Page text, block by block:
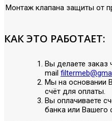
Монтаж клапана защиты от
КАК ЭТО РАБОТАЕТ:
Вы делаете заказ
mail
Мы на основании
счёт для оплаты.
Вы оплачиваете
банка или Вашего